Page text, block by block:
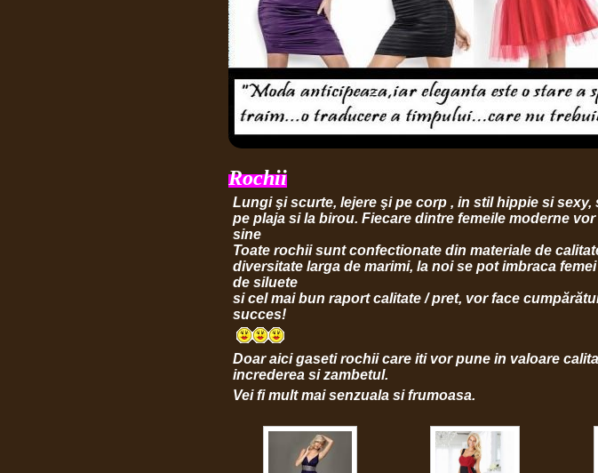
Rochii
Lungi şi scurte, lejere şi pe corp , in stil hippie si sexy,
pe plaja si la birou. Fiecare dintre femeile moderne
sine
Toate rochii sunt confectionate din materiale de
diversitate larga de marimi, la noi se pot imbraca
de siluete
si cel mai bun raport calitate / pret, vor face
succes!
Doar aici gaseti rochii care iti vor pune in valoare
increderea si zambetul.
Vei fi mult mai senzuala si frumoasa.